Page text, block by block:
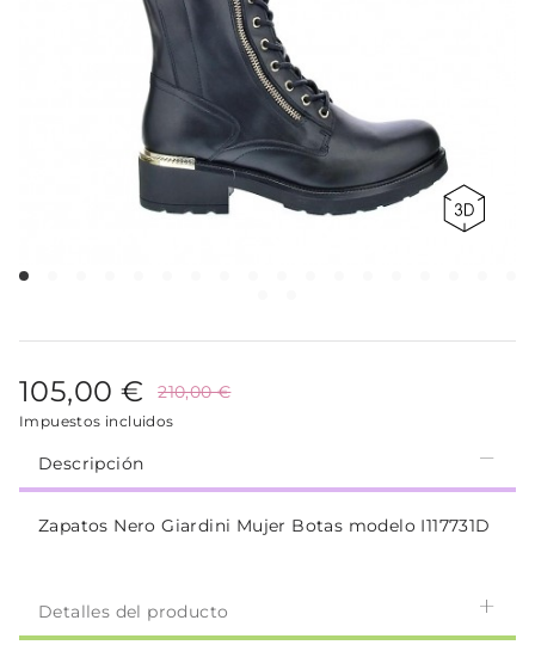
105,00 € 210,00 €
Impuestos incluidos
Descripción
Zapatos Nero Giardini Mujer Botas modelo I117731D
Detalles del producto